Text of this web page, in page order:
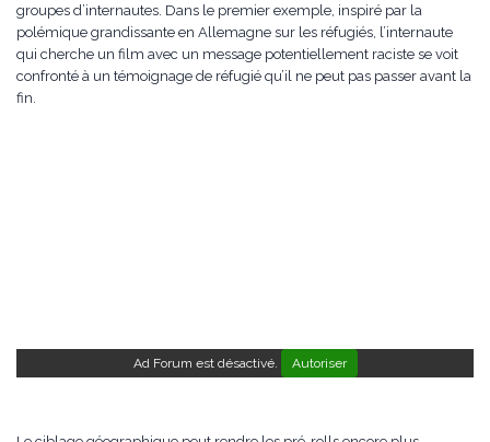
groupes d’internautes. Dans le premier exemple, inspiré par la
polémique grandissante en Allemagne sur les réfugiés, l’internaute
qui cherche un film avec un message potentiellement raciste se voit
confronté à un témoignage de réfugié qu’il ne peut pas passer avant la
fin.
Ad Forum est désactivé. Autoriser